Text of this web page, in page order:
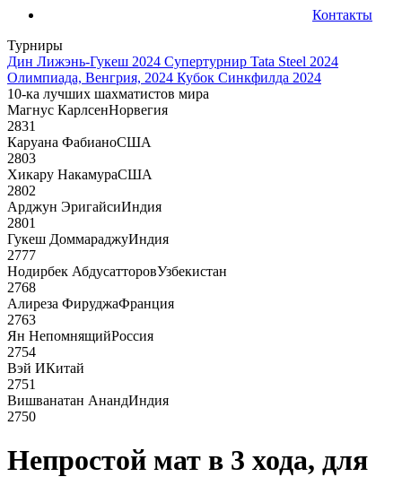
Контакты
Турниры
Дин Лижэнь-Гукеш 2024 Супертурнир Tata Steel 2024
Олимпиада, Венгрия, 2024 Кубок Синкфилда 2024
10-ка лучших шахматистов мира
Магнус КарлсенНорвегия
2831
Каруана ФабианоСША
2803
Хикару НакамураСША
2802
Арджун ЭригайсиИндия
2801
Гукеш ДоммараджуИндия
2777
Нодирбек АбдусатторовУзбекистан
2768
Алиреза ФируджаФранция
2763
Ян НепомнящийРоссия
2754
Вэй ИКитай
2751
Вишванатан АнандИндия
2750
Непростой мат в 3 хода, для